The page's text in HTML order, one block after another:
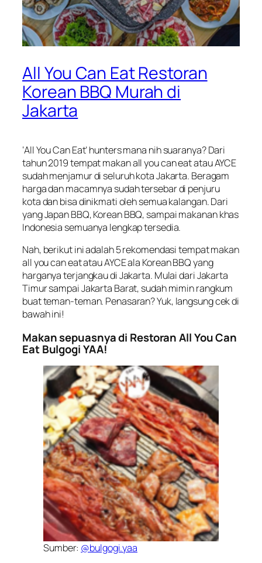
All You Can Eat Restoran
Korean BBQ Murah di
Jakarta
‘All You Can Eat’huntersmana nih suaranya? Dari
tahun 2019 tempat makanall you can eatatau AYCE
sudah menjamur di seluruh kota Jakarta. Beragam
harga dan macamnya sudah tersebar di penjuru
kota dan bisa dinikmati oleh semua kalangan. Dari
yang Japan BBQ, Korean BBQ, sampai makanan khas
Indonesia semuanya lengkap tersedia.
Nah, berikut ini adalah 5 rekomendasi tempat makan
all you can eatatau AYCE ala Korean BBQ yang
harganya terjangkau di Jakarta. Mulai dari Jakarta
Timur sampai Jakarta Barat, sudah mimin rangkum
buat teman-teman. Penasaran? Yuk, langsung cek di
bawah ini!
Makan sepuasnya di Restoran All You Can
Eat Bulgogi YAA!
Sumber: @bulgogi.yaa